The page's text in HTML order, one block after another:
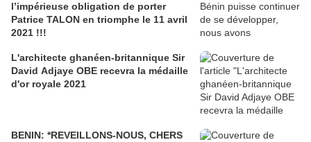
l’impérieuse obligation de porter
Patrice TALON en triomphe le 11 avril
2021 !!!
L'architecte ghanéen-britannique Sir
David Adjaye OBE recevra la médaille
d'or royale 2021
BENIN: *REVEILLONS-NOUS, CHERS